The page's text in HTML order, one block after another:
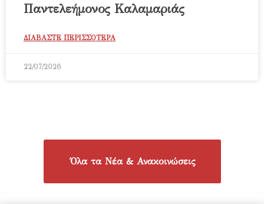
Παντελεήμονος Καλαμαριάς
ΔΙΑΒΑΣΤΕ ΠΕΡΙΣΣΟΤΕΡΑ
22/07/2026
Όλα τα Νέα & Ανακοινώσεις